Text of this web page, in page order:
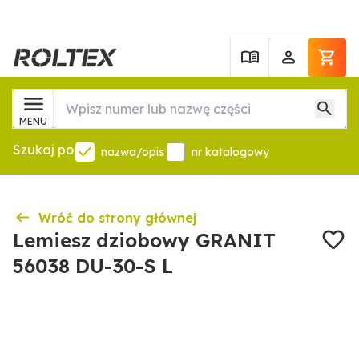
MENU
Szukaj po nazwa/opis nr katalogowy
Wróć do strony głównej
Lemiesz dziobowy GRANIT
56038 DU-30-S L